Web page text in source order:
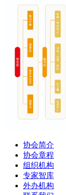
协会简介
协会章程
组织机构
专家智库
外办机构